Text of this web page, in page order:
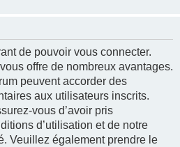
de pouvoir vous connecter.
offre de nombreux avantages.
peuvent accorder des
aux utilisateurs inscrits.
vous d’avoir pris
d’utilisation et de notre
Veuillez également prendre le